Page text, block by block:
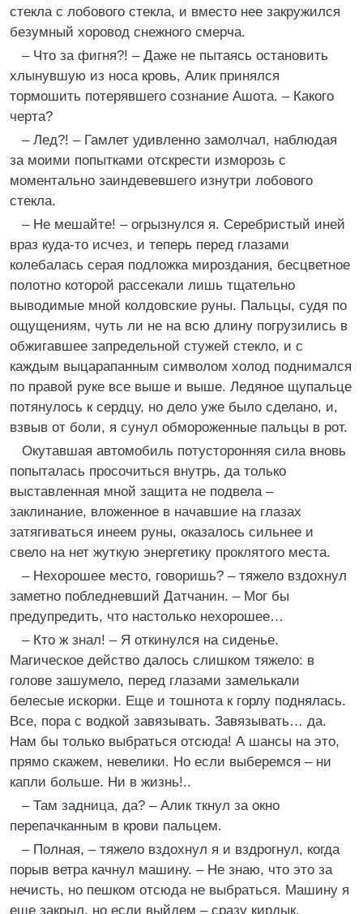
стекла с лобового стекла, и вместо нее закружился
безумный хоровод снежного смерча.
– Что за фигня?! – Даже не пытаясь остановить
хлынувшую из носа кровь, Алик принялся
тормошить потерявшего сознание Ашота. – Какого
черта?
– Лед?! – Гамлет удивленно замолчал, наблюдая
за моими попытками отскрести изморозь с
моментально заиндевевшего изнутри лобового
стекла.
– Не мешайте! – огрызнулся я. Серебристый иней
враз куда-то исчез, и теперь перед глазами
колебалась серая подложка мироздания, бесцветное
полотно которой рассекали лишь тщательно
выводимые мной колдовские руны. Пальцы, судя по
ощущениям, чуть ли не на всю длину погрузились в
обжигавшее запредельной стужей стекло, и с
каждым выцарапанным символом холод поднимался
по правой руке все выше и выше. Ледяное щупальце
потянулось к сердцу, но дело уже было сделано, и,
взвыв от боли, я сунул обмороженные пальцы в рот.
Окутавшая автомобиль потусторонняя сила вновь
попыталась просочиться внутрь, да только
выставленная мной защита не подвела –
заклинание, вложенное в начавшие на глазах
затягиваться инеем руны, оказалось сильнее и
свело на нет жуткую энергетику проклятого места.
– Нехорошее место, говоришь? – тяжело вздохнул
заметно побледневший Датчанин. – Мог бы
предупредить, что настолько нехорошее…
– Кто ж знал! – Я откинулся на сиденье.
Магическое действо далось слишком тяжело: в
голове зашумело, перед глазами замелькали
белесые искорки. Еще и тошнота к горлу поднялась.
Все, пора с водкой завязывать. Завязывать… да.
Нам бы только выбраться отсюда! А шансы на это,
прямо скажем, невелики. Но если выберемся – ни
капли больше. Ни в жизнь!..
– Там задница, да? – Алик ткнул за окно
перепачканным в крови пальцем.
– Полная, – тяжело вздохнул я и вздрогнул, когда
порыв ветра качнул машину. – Не знаю, что это за
нечисть, но пешком отсюда не выбраться. Машину я
еще закрыл, но если выйдем – сразу кирдык.